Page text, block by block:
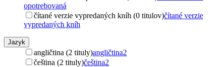
opotrebovaná
čítané verzie vypredaných kníh (0 titulov)čítané verzie
vypredaných kníh
Jazyk
angličtina (2 tituly)angličtina2
čeština (2 tituly)čeština2